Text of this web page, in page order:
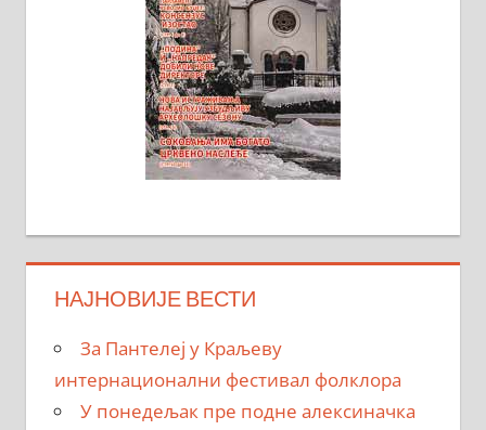
НАЈНОВИЈЕ ВЕСТИ
За Пантелеј у Краљеву
интернационални фестивал фолклора
У понедељак пре подне алексиначка